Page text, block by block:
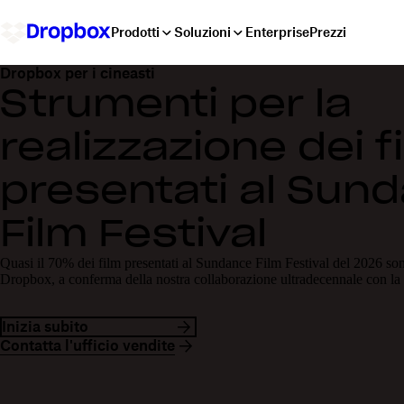
Prodotti Soluzioni EnterprisePrezzi
Dropbox per i cineasti
Strumenti per la
realizzazione dei
presentati al
Film Festival
Quasi il 70% dei film presentati al Sundance Film Festival del 2026
Dropbox, a conferma della nostra collaborazione ultradecennale con
Inizia subito
Contatta l'ufficio vendite